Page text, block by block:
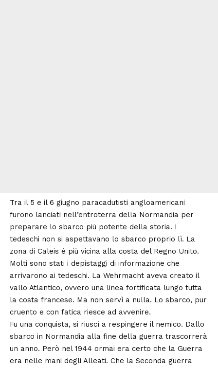
Tra il 5 e il 6 giugno paracadutisti angloamericani
furono lanciati nell’entroterra della Normandia per
preparare lo sbarco più potente della storia. I
tedeschi non si aspettavano lo sbarco proprio lì. La
zona di Caleis è più vicina alla costa del Regno Unito.
Molti sono stati i depistaggi di informazione che
arrivarono ai tedeschi. La Wehrmacht aveva creato il
vallo Atlantico, ovvero una linea fortificata lungo tutta
la costa francese. Ma non servì a nulla. Lo sbarco, pur
cruento e con fatica riesce ad avvenire.
Fu una conquista, si riuscì a respingere il nemico. Dallo
sbarco in Normandia alla fine della guerra trascorrerà
un anno. Però nel 1944 ormai era certo che la Guerra
era nelle mani degli Alleati. Che la Seconda guerra